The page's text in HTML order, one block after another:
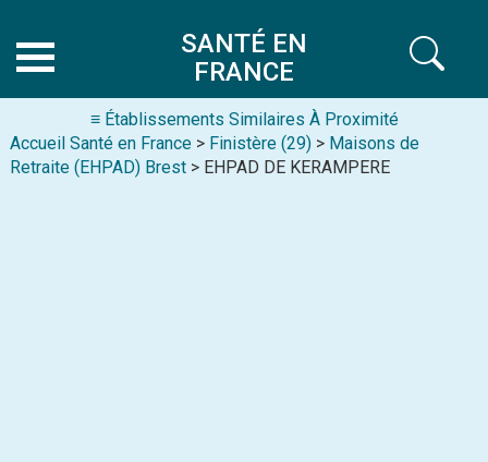
SANTÉ EN
FRANCE
≡ Établissements Similaires À Proximité
Accueil Santé en France > Finistère (29) > Maisons de
Retraite (EHPAD) Brest > EHPAD DE KERAMPERE